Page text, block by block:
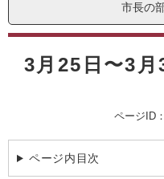
市長の
本
3月25日〜3月
ページID
ページ内目次